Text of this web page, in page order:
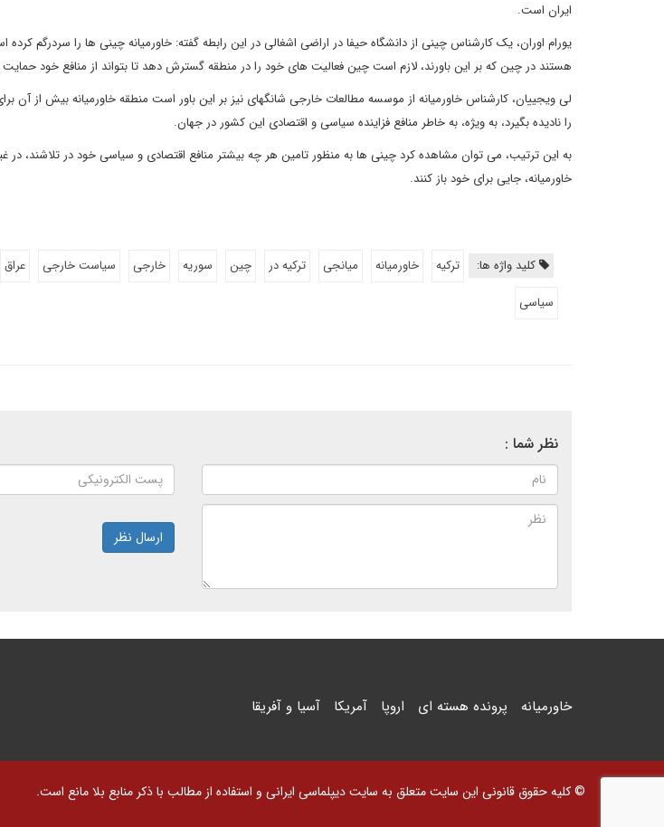
ایران است.
یورام اوران، یک کارشناس چینی از دانشگاه حیفا در اراضی اشغالی در این رابطه گفته: خاورمیانه چینی ها را سردرگم
هستند در چین که بر این باورند، لازم است چین فعالیت های خود را در منطقه گسترش دهد تا بتواند از منافع خود حمایت
لی ویجییان، کارشناس خاورمیانه از موسسه مطالعات خارجی شانگهای نیز بر این باور است منطقه خاورمیانه بیش از
را نادیده بگیرد، به ویژه، به خاطر منافع فزاینده سیاسی و اقتصادی این کشور در جهان.
به این ترتیب، می توان مشاهده کرد چینی ها به منظور تامین هر چه بیشتر منافع اقتصادی و سیاسی خود در تلاشند،
خاورمیانه، جایی برای خود باز کنند.
کلید واژه ها: ترکیه خاورمیانه میانجی ترکیه در چین سوریه خارجی سیاست خارجی عراق
سیاسی
نظر شما :
ارسال نظر
خاورمیانه پرونده هسته ای اروپا آمریکا آسیا و آفریقا
© کلیه حقوق قانونی این سایت متعلق به سایت دیپلماسی ایرانی و استفاده از مطالب با ذکر منابع بلا مانع است.